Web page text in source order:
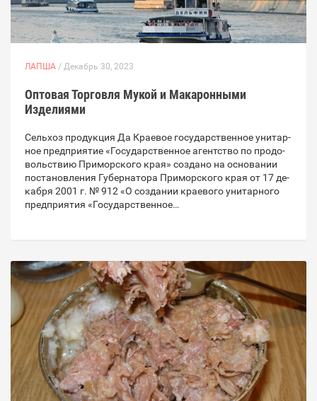
ЛАПША / Декабрь 30, 2023
Оптовая Торговля Мукой и Макаронными
Изделиями
Сельхоз продукция Да Кра­е­вое го­судар­ствен­ное уни­тар­
ное пред­при­я­тие «Го­судар­ствен­ное агент­ство по про­до­
воль­ствию При­мор­ско­го края» со­зда­но на ос­но­ва­нии
по­ста­нов­ле­ния Гу­бер­на­то­ра При­мор­ско­го края от 17 де­
каб­ря 2001 г. № 912 «О со­зда­нии кра­е­во­го уни­тар­но­го
пред­при­я­тия «Го­судар­ствен­ное…